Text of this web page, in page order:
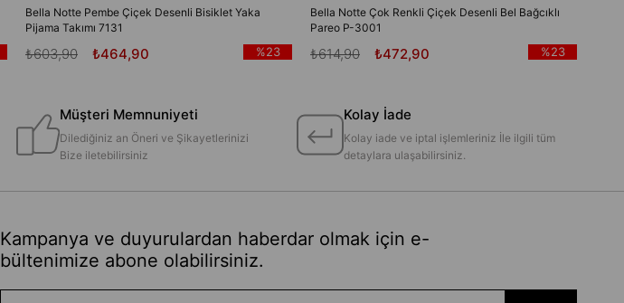
Bella Notte Pembe Çiçek Desenli Bisiklet Yaka
Pijama Takımı 7131
₺464,90
₺603,90 %23
Bella Notte Çok Renkli Çiçek Desenli Bel Bağcıklı
Pareo P-3001
₺472,90
₺614,90 %23
Müşteri Memnuniyeti
Dilediğiniz an Öneri ve Şikayetlerinizi
Bize iletebilirsiniz
Kolay İade
Kolay iade ve iptal işlemleriniz İle ilgili tüm
detaylara ulaşabilirsiniz.
Kampanya ve duyurulardan haberdar olmak için e-
bültenimize abone olabilirsiniz.